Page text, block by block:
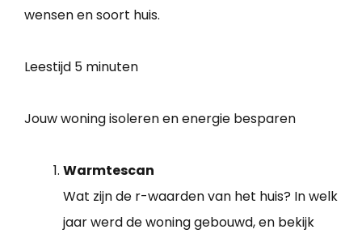
wensen en soort huis.
Leestijd 5 minuten
Jouw woning isoleren en energie besparen
Warmtescan
Wat zijn de r-waarden van het huis? In welk
jaar werd de woning gebouwd, en bekijk